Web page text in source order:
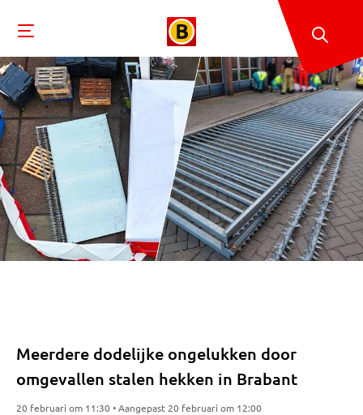
Meerdere dodelijke ongelukken door
omgevallen stalen hekken in Brabant
20 februari om 11:30 • Aangepast 20 februari om 12:00